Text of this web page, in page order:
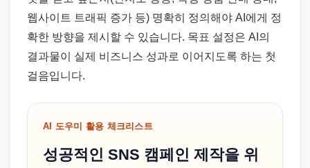
웹사이트 트래픽 증가 등) 명확히 정의해야 AI에게 정
확한 방향을 제시할 수 있습니다. 목표 설정은 AI의
결과물이 실제 비즈니스 성과로 이어지도록 하는 첫
걸음입니다.
AI 도우미 활용 체크리스트
성공적인 SNS 캠페인 제작을 위